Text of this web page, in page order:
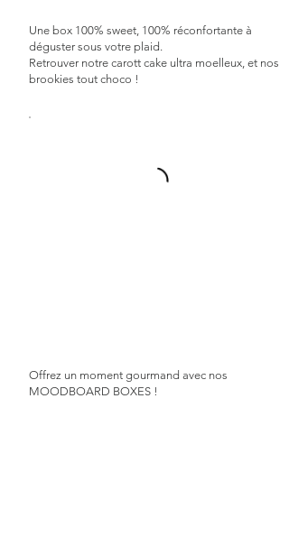
Une box 100% sweet, 100% réconfortante à
déguster sous votre plaid.
Retrouver notre carott cake ultra moelleux, et nos
brookies tout choco !
Offrez un moment gourmand avec nos
MOODBOARD BOXES !